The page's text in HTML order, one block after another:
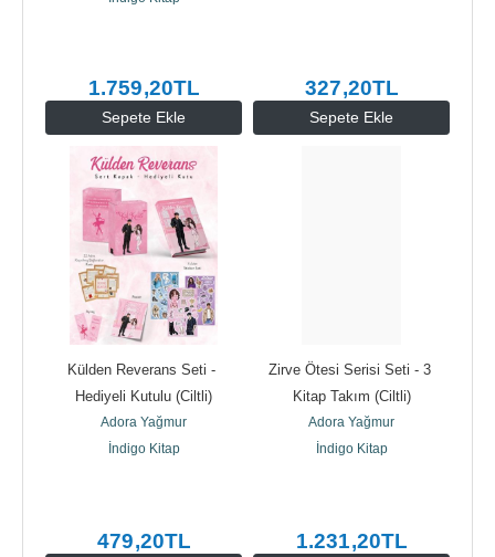
Sepete Ekle
1.759,20TL
Sepete Ekle
327,20TL
Külden Reverans Seti -
Hediyeli Kutulu (Ciltli)
Adora Yağmur
İndigo Kitap
479,20TL
Zirve Ötesi Serisi Seti - 3
Kitap Takım (Ciltli)
Adora Yağmur
İndigo Kitap
1.231,20TL